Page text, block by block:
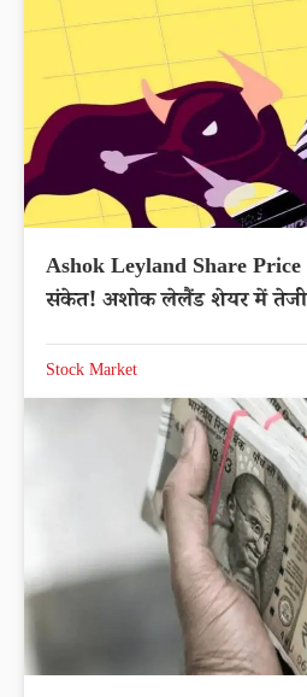
Ashok Leyland Share
संकेत! अशोक लेलैंड शेयर में
Stock Market